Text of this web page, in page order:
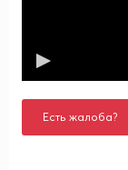
Есть жалоба?